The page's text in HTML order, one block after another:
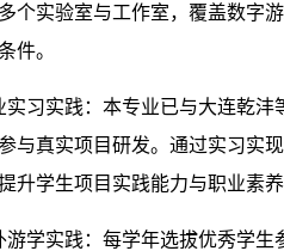
个实验室与工作室，覆盖数字
件。
实习实践：本专业已与大连乾沣
与真实项目研发。通过实习实
升学生项目实践能力与职业素
游学实践：每学年选拔优秀学